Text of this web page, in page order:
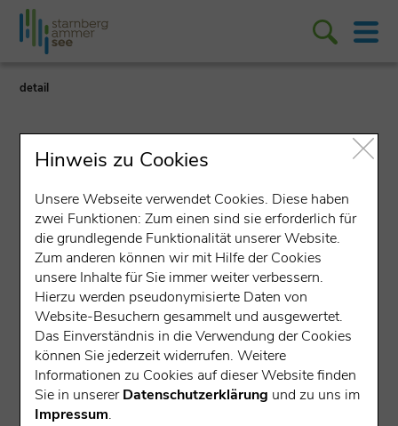
detail
Veranstaltung
Führung auf den Spuren
von König Ludwig II.
Bahnhofsplatz 5, 82319 Starnberg (651 m
über NN)
Sisi & Ludwig Garten
Hinweis zu Cookies
Unsere Webseite verwendet Cookies. Diese haben
zwei Funktionen: Zum einen sind sie erforderlich für
die grundlegende Funktionalität unserer Website.
Zum anderen können wir mit Hilfe der Cookies
unsere Inhalte für Sie immer weiter verbessern.
Hierzu werden pseudonymisierte Daten von
Website-Besuchern gesammelt und ausgewertet.
Das Einverständnis in die Verwendung der Cookies
können Sie jederzeit widerrufen. Weitere
Informationen zu Cookies auf dieser Website finden
Sie in unsererDatenschutzerklärung und zu uns im
Impressum.